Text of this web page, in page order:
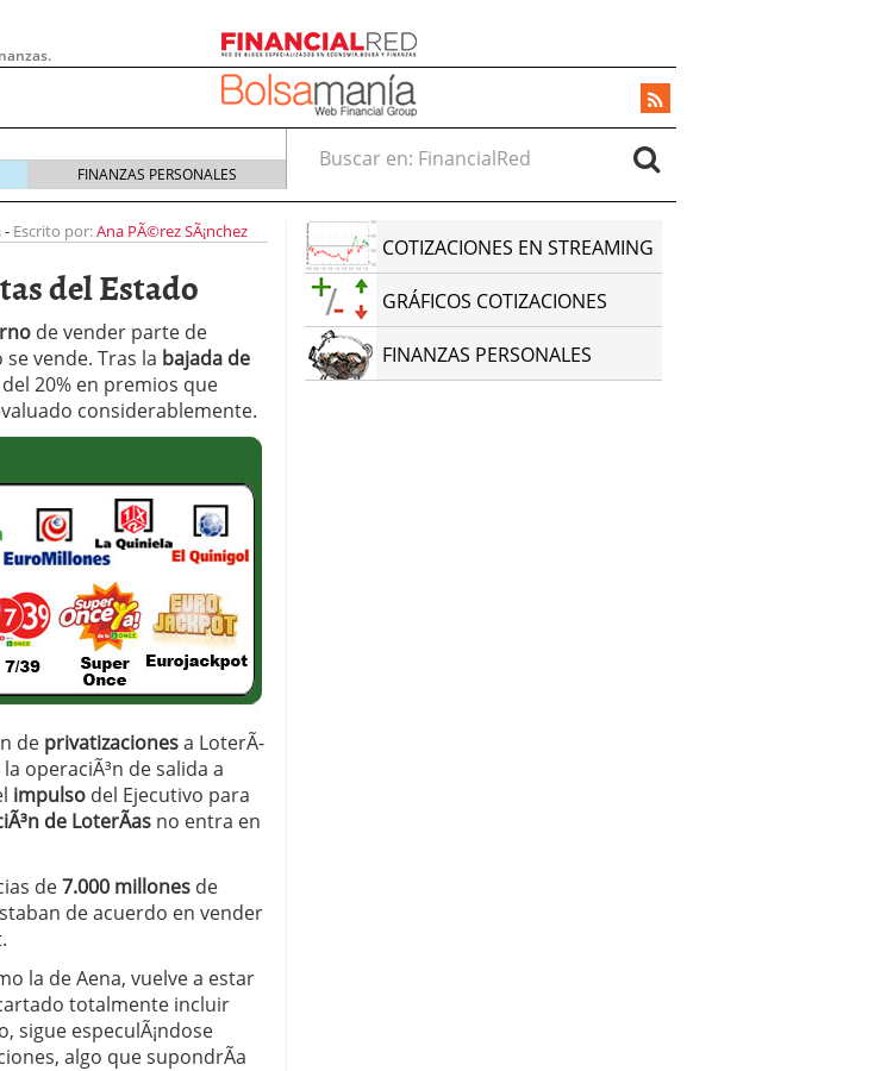
muchas empresas
Mexicanos Antes de
reales para pymes
por cuenta propia
FINANZAS PERSONALES
Buscar en:
- Escrito por:Ana PÃ©rez SÃ¡nchez
del Estado
de vender parte de
vende. Tras la bajada de
20% en premios que
considerablemente.
de privatizacionesa LoterÃ­
operaciÃ³n de salida a
impulso del Ejecutivo para
de LoterÃ­as no entra en
de7.000 millones de
de acuerdo en vender
la de Aena, vuelve a estar
totalmente incluir
sigue especulÃ¡ndose
algo que supondrÃ­a
COTIZACIONES EN STREAMING
GRÁFICOS COTIZACIONES
FINANZAS PERSONALES